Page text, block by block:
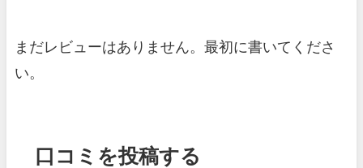
まだレビューはありません。最初に書いてくださ
い。
口コミを投稿する